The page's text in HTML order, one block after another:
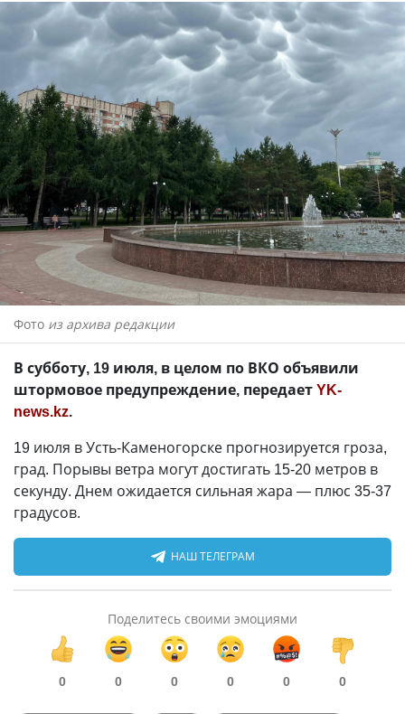
Фото из архива редакции
В субботу, 19 июля, в целом по ВКО объявили
штормовое предупреждение, передаетYK-
news.kz.
19 июля в Усть-Каменогорске прогнозируется гроза,
град. Порывы ветра могут достигать 15-20 метров в
секунду. Днем ожидается сильная жара — плюс 35-37
градусов.
НАШ ТЕЛЕГРАМ
Поделитесь своими эмоциями
0 0 0 0 0 0